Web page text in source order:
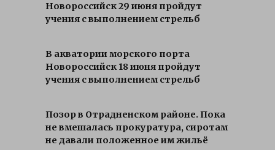
Новороссийск 29 июня пройдут
учения с выполнением стрельб
В акватории морского порта
Новороссийск 18 июня пройдут
учения с выполнением стрельб
Позор в Отрадненском районе. Пока
не вмешалась прокуратура, сиротам
не давали положенное им жильё